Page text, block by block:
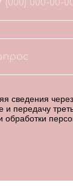
сведения
и передачу
обработки